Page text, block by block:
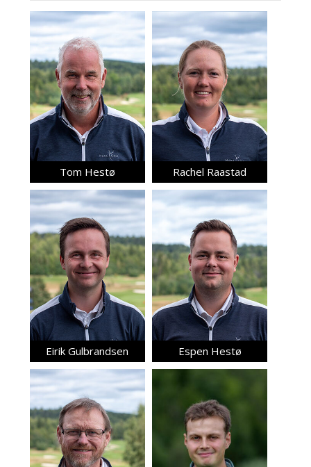
Tom Hestø Rachel Raastad
Eirik Gulbrandsen Espen Hestø